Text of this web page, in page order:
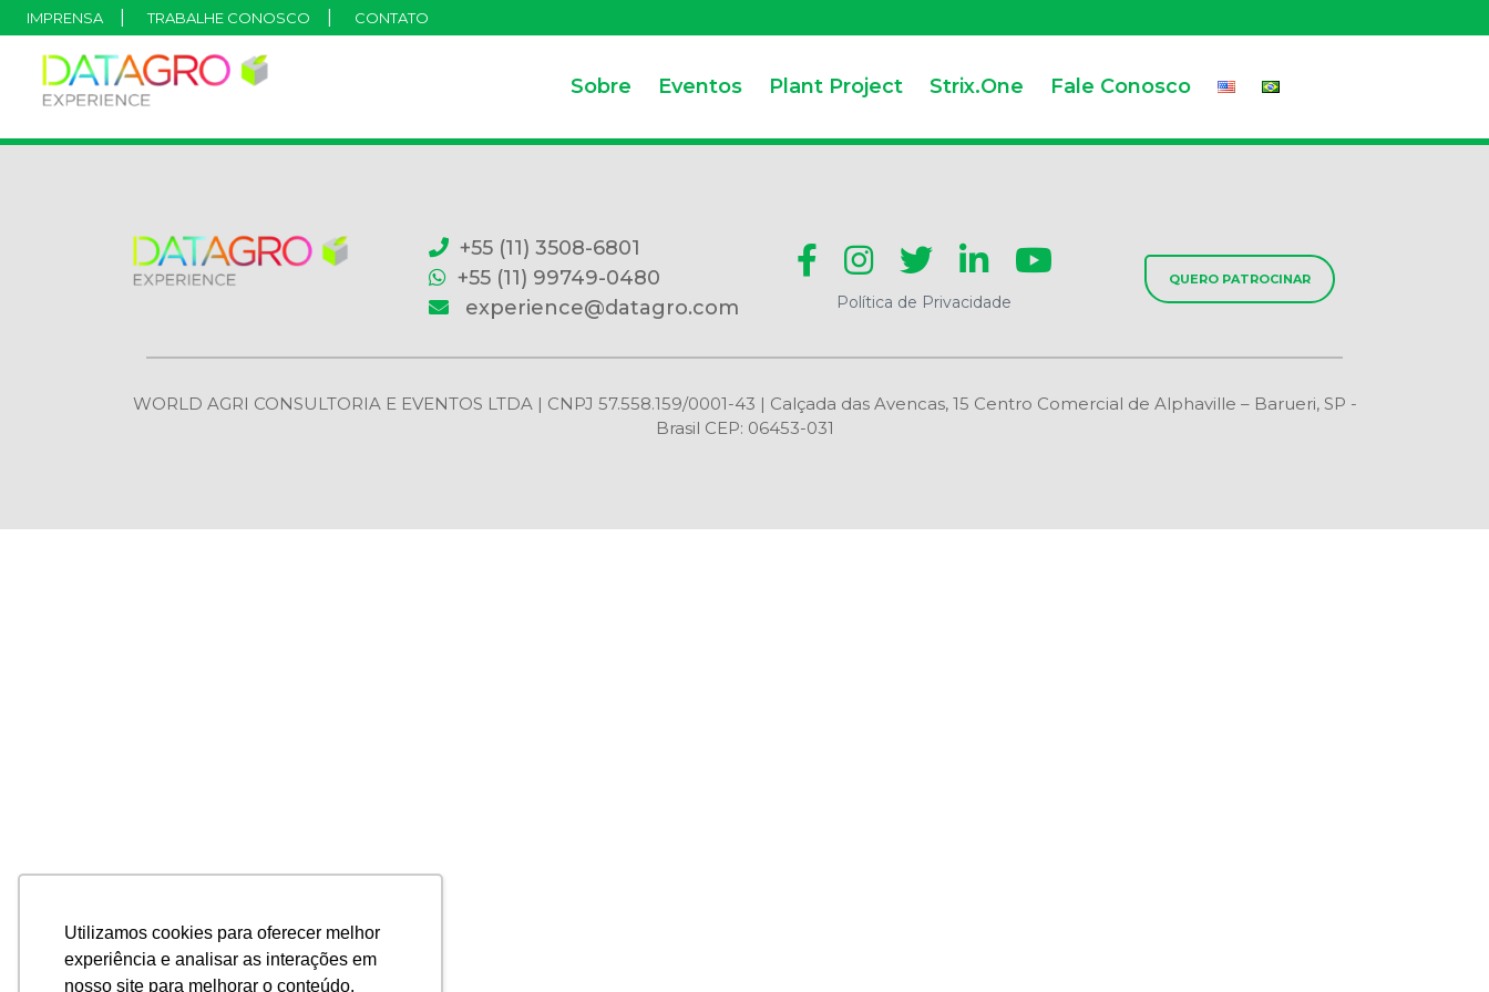
Utilizamos cookies para oferecer melhor
experiência e analisar as interações em
nosso site para melhorar o conteúdo.
IMPRENSA TRABALHE CONOSCO CONTATO
Sobre Eventos Plant Project Strix.One Fale Conosco
+55 (11) 3508-6801
+55 (11) 99749-0480
experience@datagro.com
Política de Privacidade
QUERO PATROCINAR
WORLD AGRI CONSULTORIA E EVENTOS LTDA | CNPJ 57.558.159/0001-43 | Calçada das Avencas, 15 Centro Comercial de Alphaville – Barueri, SP -
Brasil CEP: 06453-031